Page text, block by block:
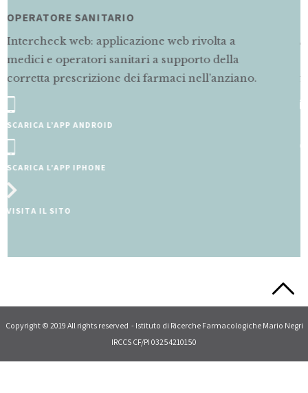
rivolta a
della
MAMMA E BAMBINO
Servizio di informazioni rivolto
gravidanza e allattamento sul
farmaci.
Copyright © 2019 All rights reserved - Istituto di Ricerche Farmacologiche Mario Negri
IRCCS CF/PI 03254210150